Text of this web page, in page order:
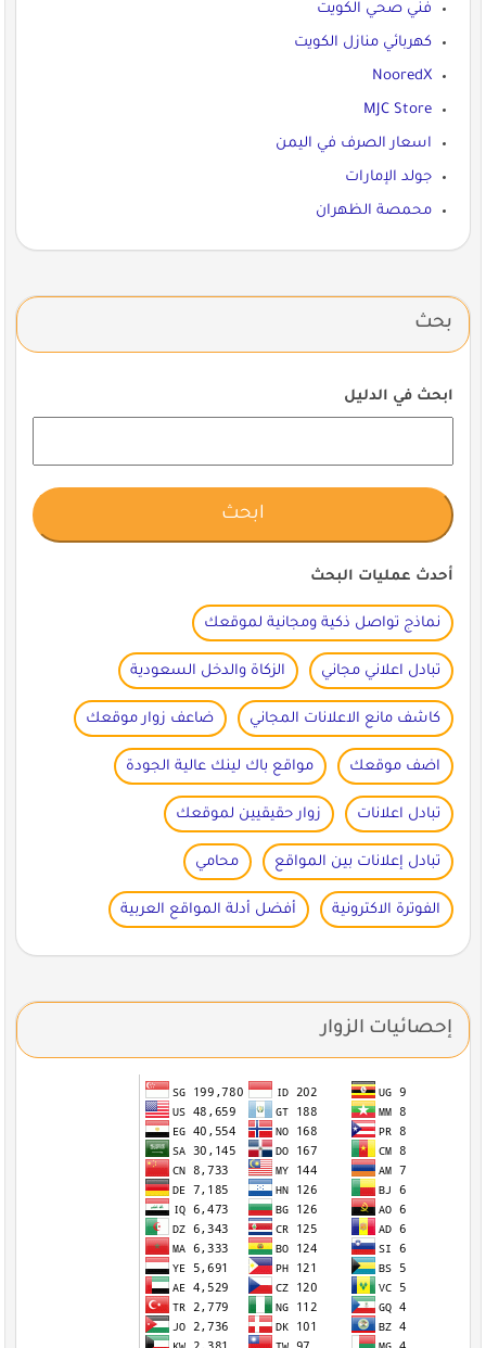
فني صحي الكويت
كهربائي منازل الكويت
NooredX
MJC Store
اسعار الصرف في اليمن
جولد الإمارات
محمصة الظهران
بحث
ابحث في الدليل
أحدث عمليات البحث
نماذج تواصل ذكية ومجانية لموقعك
تبادل اعلاني مجاني الزكاة والدخل السعودية
كاشف مانع الاعلانات المجاني ضاعف زوار موقعك
اضف موقعك مواقع باك لينك عالية الجودة
تبادل اعلانات زوار حقيقيين لموقعك
تبادل إعلانات بين المواقع محامي
الفوترة الاكترونية أفضل أدلة المواقع العربية
إحصائيات الزوار